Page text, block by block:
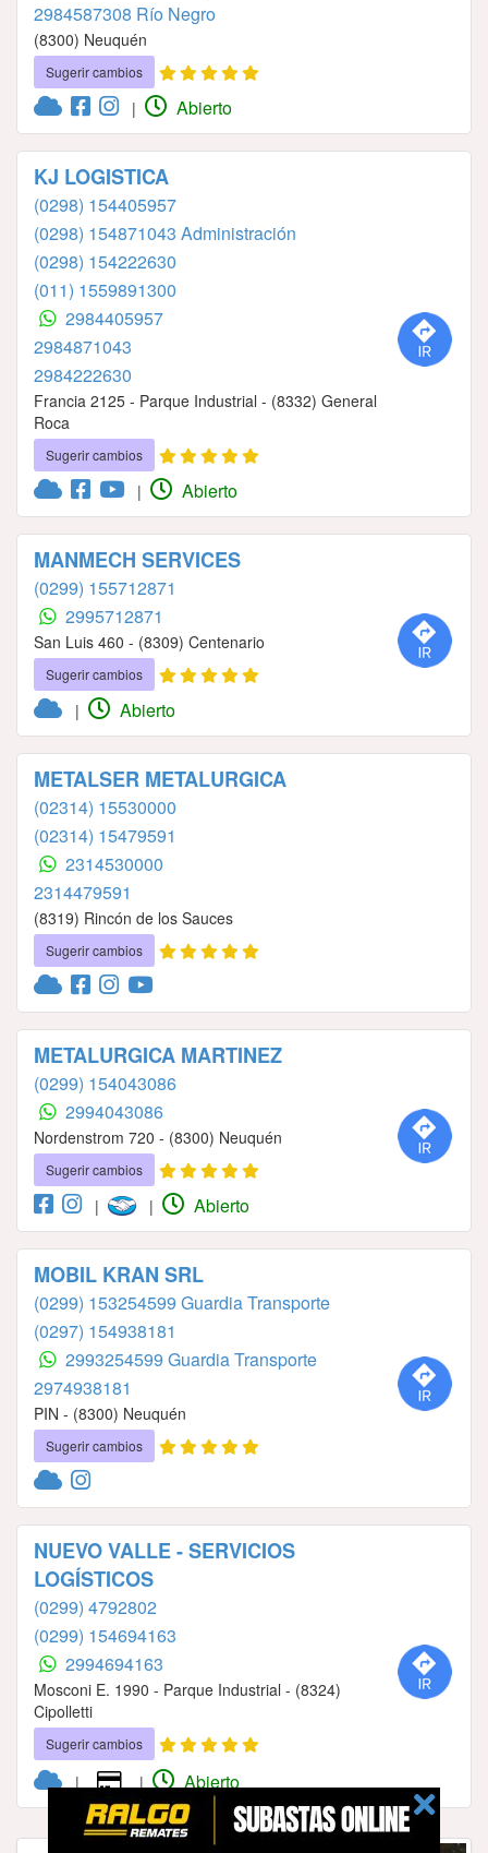
2984587308 Río Negro
(8300) Neuquén
Sugerir cambios
| Abierto
KJ LOGISTICA
(0298) 154405957
(0298) 154871043 Administración
(0298) 154222630
(011) 1559891300
2984405957
2984871043
2984222630
Francia 2125 - Parque Industrial - (8332) General
Roca
Sugerir cambios
| Abierto
MANMECH SERVICES
(0299) 155712871
2995712871
San Luis 460 - (8309) Centenario
Sugerir cambios
| Abierto
METALSER METALURGICA
(02314) 15530000
(02314) 15479591
2314530000
2314479591
(8319) Rincón de los Sauces
Sugerir cambios
METALURGICA MARTINEZ
(0299) 154043086
2994043086
Nordenstrom 720 - (8300) Neuquén
Sugerir cambios
| | Abierto
MOBIL KRAN SRL
(0299) 153254599 Guardia Transporte
(0297) 154938181
2993254599 Guardia Transporte
2974938181
PIN - (8300) Neuquén
Sugerir cambios
NUEVO VALLE - SERVICIOS
LOGÍSTICOS
(0299) 4792802
(0299) 154694163
2994694163
Mosconi E. 1990 - Parque Industrial - (8324)
Cipolletti
Sugerir cambios
| | Abierto
PUBLICIDAD GCAds